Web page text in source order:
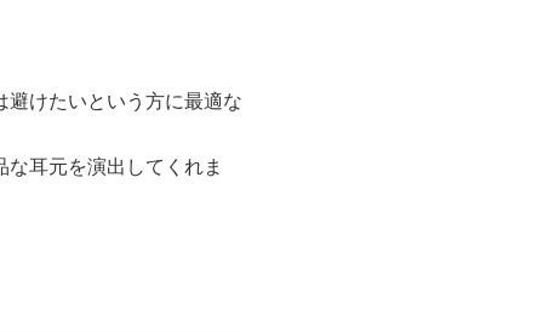
けたいという方に最適な
耳元を演出してくれま